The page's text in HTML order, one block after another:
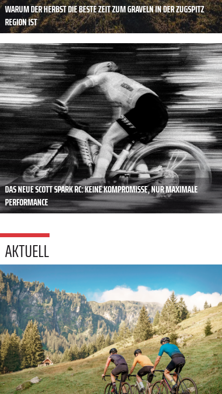
WARUM DER HERBST DIE BESTE ZEIT ZUM GRAVELN IN DER ZUGSPITZ
REGION IST
DAS NEUE SCOTT SPARK RC: KEINE KOMPROMISSE, NUR MAXIMALE
PERFORMANCE
AKTUELL